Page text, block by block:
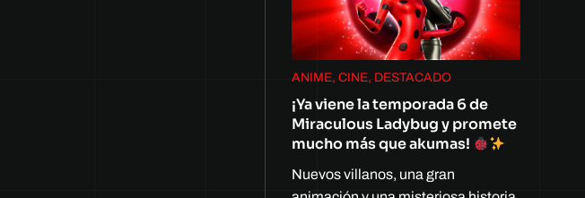
ANIME, CINE, DESTACADO
¡Ya viene la temporada 6 de
Miraculous Ladybug y promete
mucho más que akumas!
Nuevos villanos, una gran